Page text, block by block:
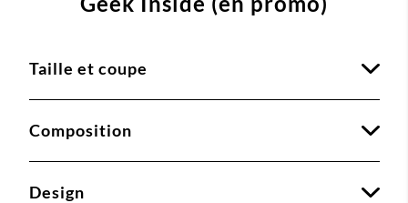
Taille et coupe
Composition
Design